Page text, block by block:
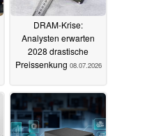
DRAM-Krise:
Analysten erwarten
2028 drastische
Preissenkung 08.07.2026